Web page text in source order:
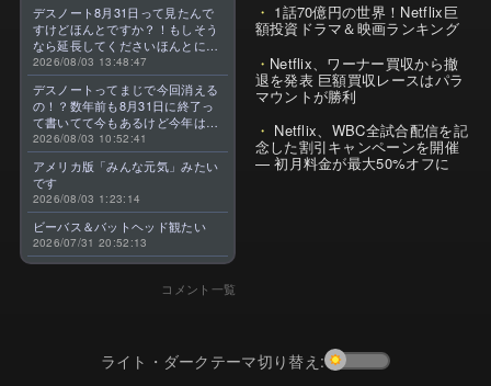
デスノート8月31日って見たんで
すけどほんとですか？！もしそう
なら延長してくださいほんとに大
好きなんです😭
2026/08/03 13:48:47
デスノートってまじで今回消える
の！？数年前も8月31日に終了っ
て書いてて今もあるけど今年はま
じのやつ！？よくわからん！！で
きればなくならないでほしい！平
成アニメを振り返らせてくれっ
っ！！！！！！！
2026/08/03 10:52:41
アメリカ版「みんな元気」みたい
です
2026/08/03 1:23:14
ビーバス＆バットヘッド観たい
2026/07/31 20:52:13
コメント一覧
1話70億円の世界！Netflix巨
額投資ドラマ＆映画ランキング
Netflix、ワーナー買収から撤
退を発表 巨額買収レースはパラ
マウントが勝利
Netflix、WBC全試合配信を記
念した割引キャンペーンを開催
— 初月料金が最大50%オフに
ライト・ダークテーマ切り替え: